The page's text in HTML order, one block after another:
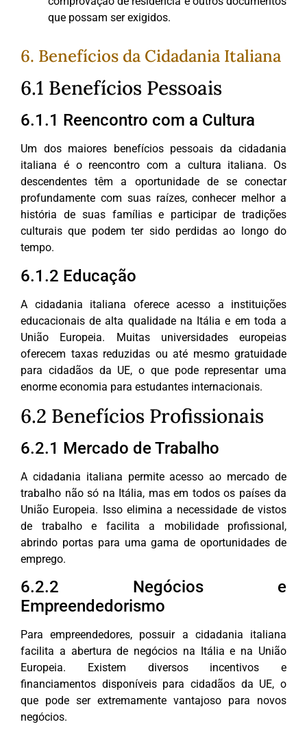
que possam ser exigidos.
6. Benefícios da Cidadania Italiana
6.1 Benefícios Pessoais
6.1.1 Reencontro com a Cultura
Um dos maiores benefícios pessoais da cidadania
italiana é o reencontro com a cultura italiana. Os
descendentes têm a oportunidade de se conectar
profundamente com suas raízes, conhecer melhor a
história de suas famílias e participar de tradições
culturais que podem ter sido perdidas ao longo do
tempo.
6.1.2 Educação
A cidadania italiana oferece acesso a instituições
educacionais de alta qualidade na Itália e em toda a
União Europeia. Muitas universidades europeias
oferecem taxas reduzidas ou até mesmo gratuidade
para cidadãos da UE, o que pode representar uma
enorme economia para estudantes internacionais.
6.2 Benefícios Profissionais
6.2.1 Mercado de Trabalho
A cidadania italiana permite acesso ao mercado de
trabalho não só na Itália, mas em todos os países da
União Europeia. Isso elimina a necessidade de vistos
de trabalho e facilita a mobilidade profissional,
abrindo portas para uma gama de oportunidades de
emprego.
6.2.2 Negócios e
Empreendedorismo
Para empreendedores, possuir a cidadania italiana
facilita a abertura de negócios na Itália e na União
Europeia. Existem diversos incentivos e
financiamentos disponíveis para cidadãos da UE, o
que pode ser extremamente vantajoso para novos
negócios.